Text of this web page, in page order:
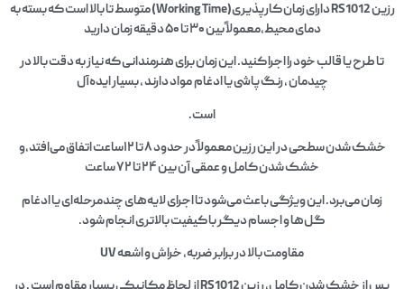
رزین RS1012 دارای زمان کارپذیری(Working Time) متوسط تا بالا است که بسته به
دمای محیط،معمولاً بین ۳۰ تا ۵۰ دقیقه زمان دارید
تا طرح یا قالب خود را اجرا کنید. این زمان برای هنرمندانی که نیاز به دقت بالا در
چیدمان ، رنگ‌پاشی یا ادغام مواد دارند ، بسیار ایده‌آل
است.
خشک شدن سطحی در این رزین معمولاً در حدود ۸ تا ۱۲ساعت اتفاق می‌افتد،و
خشک شدن کامل و عمقی آن بین ۲۴ تا ۷۲ ساعت
زمان می‌برد. این ویژگی باعث می‌شود تا اجرای لایه‌های چندمرحله‌ای یا ادغام
گل‌ها و اجسام دیگر با کیفیت بالاتری انجام شود.
مقاومت بالا در برابر ضربه، خراش و اشعه UV